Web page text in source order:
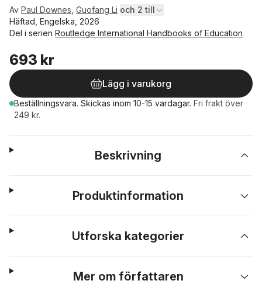
Av Paul Downes Guofang Li och 2 till
Häftad, Engelska, 2026
Del i serien Routledge International Handbooks of Education
693 kr
Lägg i varukorg
Beställningsvara. Skickas inom 10-15 vardagar. Fri frakt över
249 kr.
Beskrivning
Produktinformation
Utforska kategorier
Mer om författaren